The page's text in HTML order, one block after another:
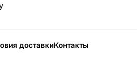
доставкиКонтакты